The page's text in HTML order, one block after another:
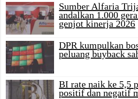
Sumber Alfaria
andalkan 1.000
genjot kinerja 2026
DPR kumpulkan
peluang buyback
BI rate naik ke 5,5
positif dan negatif